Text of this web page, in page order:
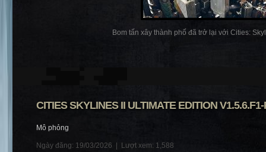
Bom tấn xây thành phố đã trở lại với Cities:
CITIES SKYLINES II ULTIMATE EDITION
Mô phỏng
Ngày đăng: 19/03/2026 | Lượt xem: 1,588